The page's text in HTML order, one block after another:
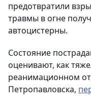
предотвратили
травмы в огне
автоцистерны.
Состояние
оценивают, как
реанимационном
Петропавловска,